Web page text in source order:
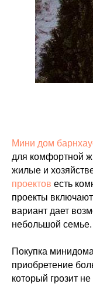
Мини дом
для комфортной
жилые и
проектов есть
проекты
вариант дает
небольшой семье.
Покупка
приобретение
который грозит не